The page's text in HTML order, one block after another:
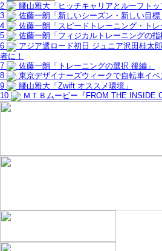
2
腰山雅大「ヒッチキャリアとルーフトッ
3
佐藤一朗「新しいシーズン・新しい目標
4
佐藤一朗「スピードトレーニング・ト
5
佐藤一朗「フィジカルトレーニングの指
6
アジア選ロード初日 ジュニア沢田桂太
者に！
7
佐藤一朗「トレーニングの選択 後編」
8
東京デザイナーズウィークで自転車イ
9
腰山雅大「Zwift オススメ環境」
10
ＭＴＢムービー『FROM THE INSIDE